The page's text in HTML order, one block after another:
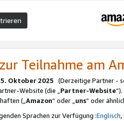
Teilnahme am
Oktober 2025 (Derzeitige Partner -
Website (die „Partner-Website
(„Amazon“ oder „uns“ oder
Sprachen zur Verfügung :Englisch,